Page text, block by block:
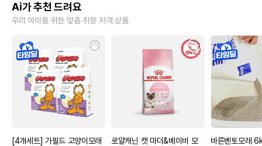
Ai가 추천 드려요
우리 아이를 위한 맞춤 취향 저격 상품
[4개세트] 가필드 고양이모래
로얄캐닌 캣 마더&베이비 모
바른벤토모래